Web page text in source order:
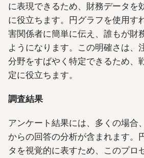
に表現できるため、財務データを
に役立ちます。円グラフを使用す
害関係者に簡単に伝え、誰もが財
ようになります。この明確さは、
分野をすばやく特定できるため、
定に役立ちます。
調査結果
アンケート結果には、多くの場合
からの回答の分析が含まれます。
タを視覚的に表すため、このプロ